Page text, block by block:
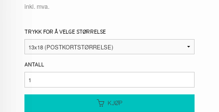
inkl. mva.
TRYKK FOR Å VELGE STØRRELSE
ANTALL
KJØP